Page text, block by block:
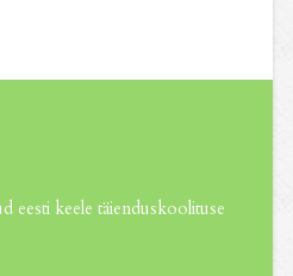
eesti keele täienduskoolituse